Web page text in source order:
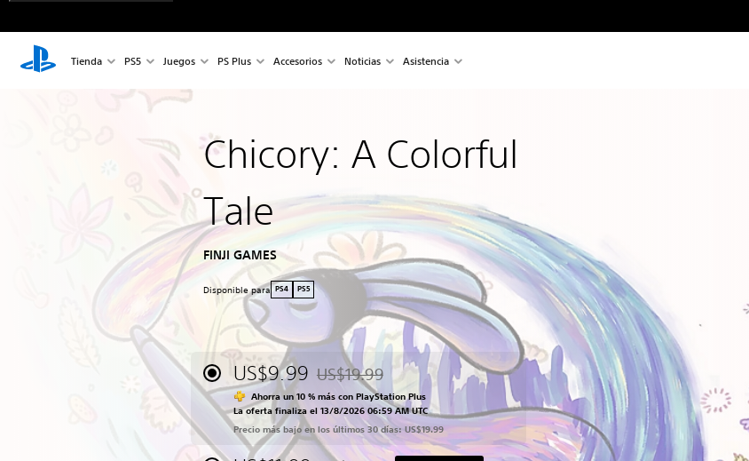
Tienda PS5 Juegos PS Plus Accesorios Noticias Asistencia
Chicory: A Colorful
Tale
FINJI GAMES
Disponible para PS4 PS5
US$9.99 Rebajado del precio original de US$19.99
US$19.99
Ahorra un 10 % más con PlayStation Plus
La oferta finaliza el 13/8/2026 06:59 AM UTC
Precio más bajo en los últimos 30 días: US$19.99